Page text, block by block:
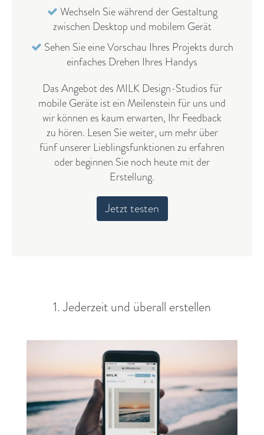
Wechseln Sie während der Gestaltung
zwischen Desktop und mobilem Gerät
Sehen Sie eine Vorschau Ihres Projekts durch
einfaches Drehen Ihres Handys​
Das Angebot des MILK Design-Studios für
mobile Geräte ist ein Meilenstein für uns und
wir können es kaum erwarten, Ihr Feedback
zu hören. Lesen Sie weiter, um mehr über
fünf unserer Lieblingsfunktionen zu erfahren
oder beginnen Sie noch heute mit der
Erstellung.
Jetzt testen
1. Jederzeit und überall erstellen